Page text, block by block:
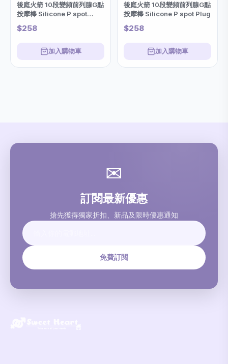
後庭火箭 10段變頻前列腺G點
按摩棒 Silicone P spot
Teaser
$258
加入購物車
後庭火箭 10段變頻前列腺G點
按摩棒 Silicone P spot Plug
$258
加入購物車
✉
訂閱最新優惠
搶先獲得獨家折扣、新品及限時優惠通知
免費訂閱